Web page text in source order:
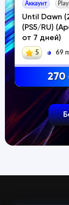
Аккаунт
Until Dawn
(PS5/RU)
от 7 дней)
5 69
270